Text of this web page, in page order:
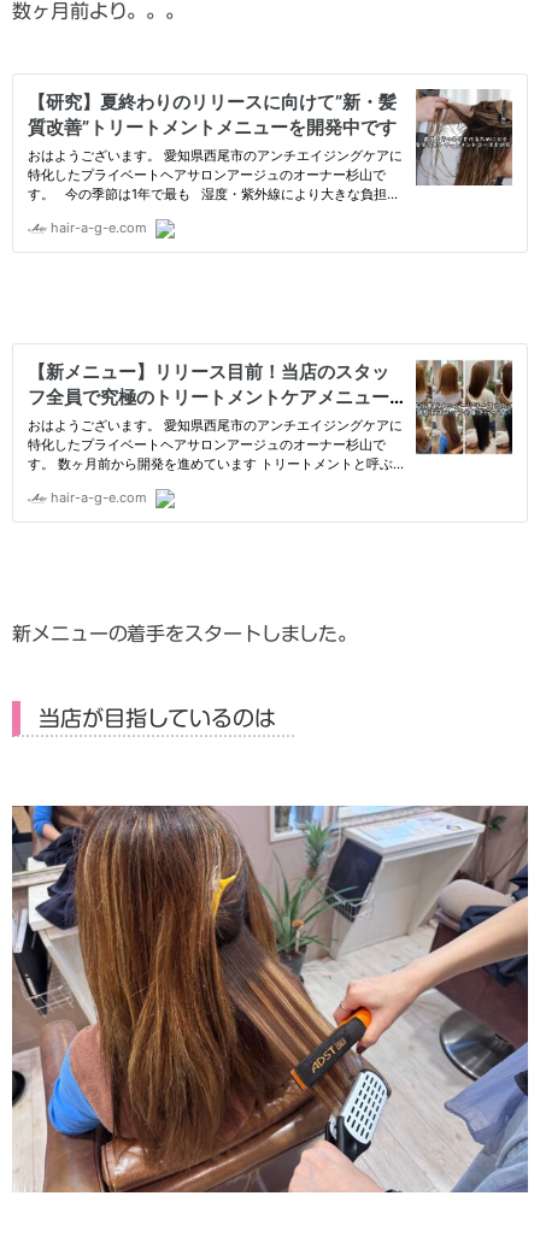
数ヶ月前より。。。
新メニューの着手をスタートしました。
当店が目指しているのは